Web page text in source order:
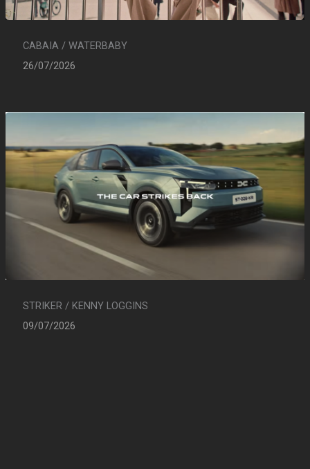
CABAIA / WATERBABY
26/07/2026
STRIKER / KENNY LOGGINS
09/07/2026